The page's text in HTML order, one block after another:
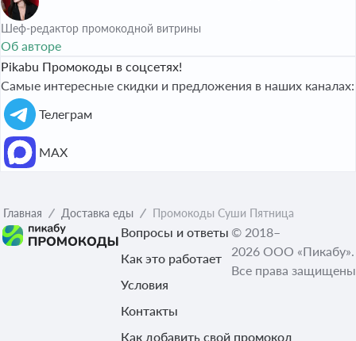
Шеф-редактор промокодной витрины
Об авторе
Pikabu Промокоды в соцсетях!
Самые интересные скидки и предложения в наших каналах:
Телеграм
МАХ
Главная Доставка еды Промокоды Суши Пятница
Вопросы и ответы
Как это работает
Условия
Контакты
Как добавить свой промокод
© 2018–
2026 ООО «Пикабу».
Все права защищены